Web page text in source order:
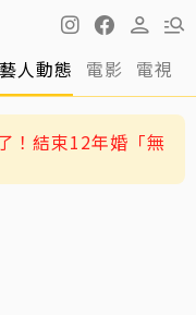
藝人動態 電影 電視
！結束12年婚「無